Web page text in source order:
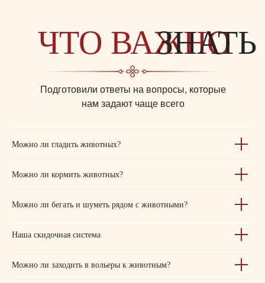
ЧТО ВАЖНО
ЗНАТЬ
Подготовили ответы на вопросы, которые
нам задают чаще всего
Можно ли гладить животных?
Можно ли кормить животных?
Можно ли бегать и шуметь рядом с животными?
Наша скидочная система
Можно ли заходить в вольеры к животным?